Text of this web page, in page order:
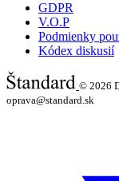
GDPR
V.O.P
Podmienky
Kódex diskusií
© 2026
oprava@standard.sk